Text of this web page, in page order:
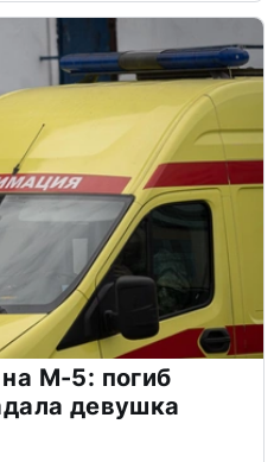
М-5: погиб
девушка